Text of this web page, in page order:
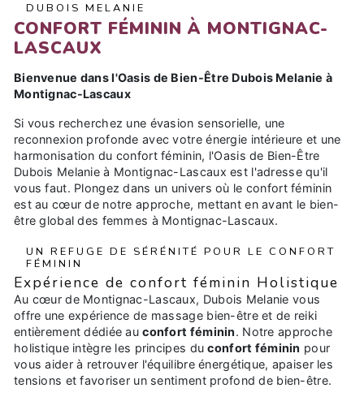
DUBOIS MELANIE
CONFORT FÉMININ À MONTIGNAC-
LASCAUX
Bienvenue dans l'Oasis de Bien-Être Dubois Melanie à
Montignac-Lascaux
Si vous recherchez une évasion sensorielle, une
reconnexion profonde avec votre énergie intérieure et une
harmonisation du confort féminin, l'Oasis de Bien-Être
Dubois Melanie à Montignac-Lascaux est l'adresse qu'il
vous faut. Plongez dans un univers où le confort féminin
est au cœur de notre approche, mettant en avant le bien-
être global des femmes à Montignac-Lascaux.
UN REFUGE DE SÉRÉNITÉ POUR LE CONFORT
FÉMININ
Expérience de confort féminin Holistique
Au cœur de Montignac-Lascaux, Dubois Melanie vous
offre une expérience de massage bien-être et de reiki
entièrement dédiée auconfort féminin. Notre approche
holistique intègre les principes duconfort féminin pour
vous aider à retrouver l'équilibre énergétique, apaiser les
tensions et favoriser un sentiment profond de bien-être.